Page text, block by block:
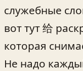
служебные
вот тут 给
которая
Не надо